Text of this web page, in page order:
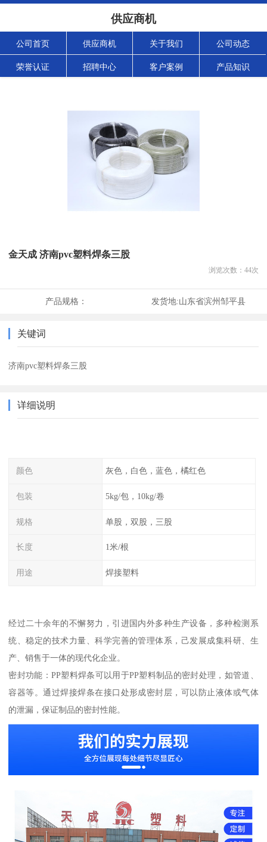
供应商机
公司首页 供应商机 关于我们 公司动态
荣誉认证 招聘中心 客户案例 产品知识
金天成 济南pvc塑料焊条三股
浏览次数： 44次
产品规格： 发货地:山东省滨州邹平县
关键词
济南pvc塑料焊条三股
详细说明
颜色 灰色，白色，蓝色，橘红色
包装 5kg/包，10kg/卷
规格 单股，双股，三股
长度 1米/根
用途 焊接塑料
经过二十余年的不懈努力，引进国内外多种生产设备，多种检测系
统、稳定的技术力量、科学完善的管理体系，己发展成集科研、生
产、销售于一体的现代化企业。
密封功能：PP塑料焊条可以用于PP塑料制品的密封处理，如管道、
容器等。通过焊接焊条在接口处形成密封层，可以防止液体或气体
的泄漏，保证制品的密封性能。